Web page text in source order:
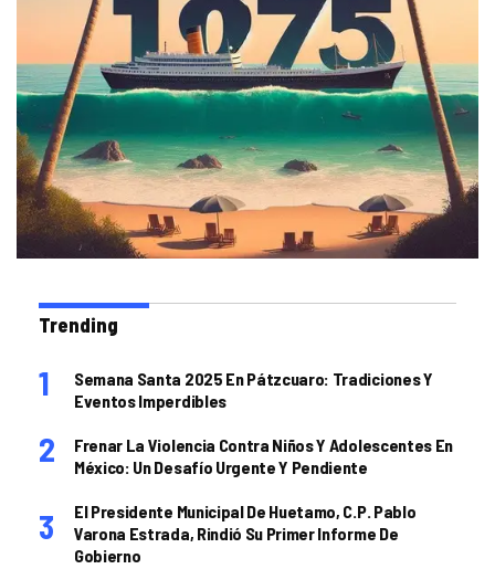
Trending
Semana Santa 2025 En Pátzcuaro: Tradiciones Y
Eventos Imperdibles
Frenar La Violencia Contra Niños Y Adolescentes En
México: Un Desafío Urgente Y Pendiente
El Presidente Municipal De Huetamo, C.P. Pablo
Varona Estrada, Rindió Su Primer Informe De
Gobierno